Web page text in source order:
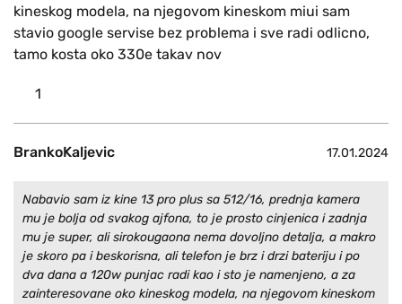
kineskog modela, na njegovom kineskom miui sam
stavio google servise bez problema i sve radi odlicno,
tamo kosta oko 330e takav nov
1
BrankoKaljevic 17.01.2024
Nabavio sam iz kine 13 pro plus sa 512/16, prednja kamera
mu je bolja od svakog ajfona, to je prosto cinjenica i zadnja
mu je super, ali sirokougaona nema dovoljno detalja, a makro
je skoro pa i beskorisna, ali telefon je brz i drzi bateriju i po
dva dana a 120w punjac radi kao i sto je namenjeno, a za
zainteresovane oko kineskog modela, na njegovom kineskom